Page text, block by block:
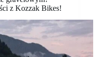
z Kozzak Bikes!